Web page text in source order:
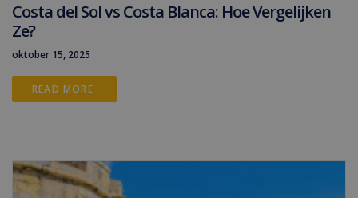
Costa del Sol vs Costa Blanca: Hoe Vergelijken
Ze?
oktober 15, 2025
READ MORE